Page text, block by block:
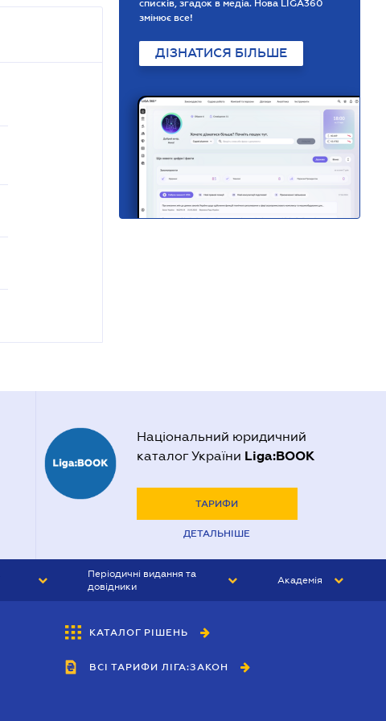
списків, згадок в медіа. Нова LIGA360
змінює все!
ДІЗНАТИСЯ БІЛЬШЕ
Національний юридичний
каталог України Liga:BOOK
ТАРИФИ
ДЕТАЛЬНІШЕ
Періодичні видання та
довідники
БУХГАЛТЕР&ЗАКОН
ВІСНИК МСФЗ
Академія
КАТАЛОГ РІШЕНЬ
ВСІ ТАРИФИ ЛІГА:ЗАКОН